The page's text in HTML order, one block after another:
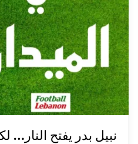
نبيل بدر يفتح النار…